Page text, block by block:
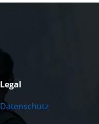
Legal
Datenschutz